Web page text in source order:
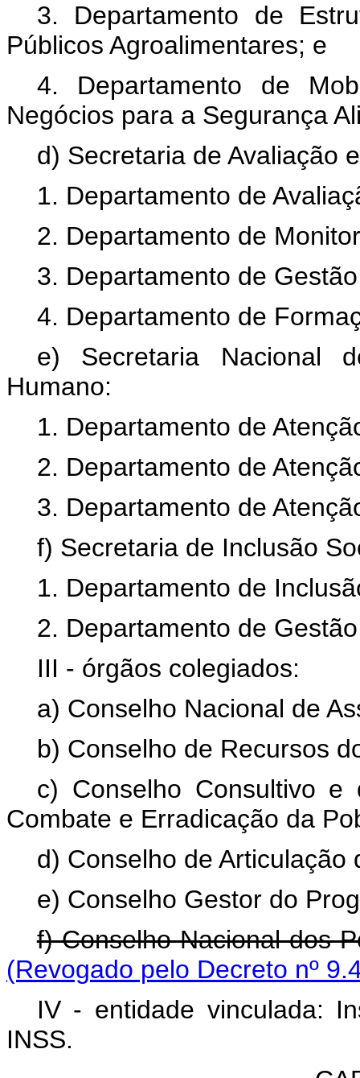
3. Departamento de
Públicos Agroalimentares; e
4. Departamento de
Negócios para a Segurança
d) Secretaria de Avaliação
1. Departamento de
2. Departamento de
3. Departamento de
4. Departamento de
e) Secretaria Nacional
Humano:
1. Departamento de
2. Departamento de
3. Departamento de
f) Secretaria de Inclusão
1. Departamento de
2. Departamento de
III - órgãos colegiados:
a) Conselho Nacional de
b) Conselho de Recursos
c) Conselho Consultivo e
Combate e Erradicação da
d) Conselho de Articulação
e) Conselho Gestor do
f) Conselho Nacional dos
(Revogado pelo Decreto nº
IV - entidade vinculada:
INSS.